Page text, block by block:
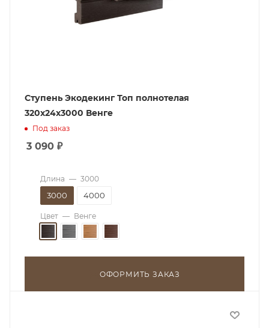
Ступень Экодекинг Топ полнотелая
320х24x3000 Венге
Под заказ
3 090 ₽
Длина — 3000
3000 4000
Цвет — Венге
ОФОРМИТЬ ЗАКАЗ